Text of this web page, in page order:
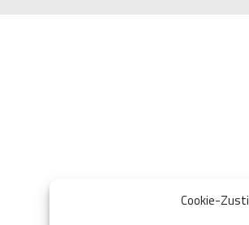
Cookie-